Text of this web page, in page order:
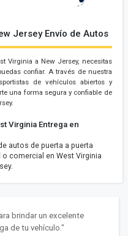
Jersey Envío de Autos
Virginia a New Jersey, necesitas
confiar. A través de nuestra
de vehículos abiertos y
una forma segura y confiable de
Virginia Entrega en
autos de puerta a puerta
comercial en West Virginia
brindar un excelente
de tu vehículo."